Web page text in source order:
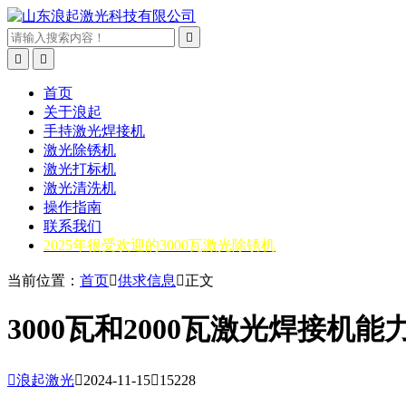



首页
关于浪起
手持激光焊接机
激光除锈机
激光打标机
激光清洗机
操作指南
联系我们
2025年很受欢迎的3000瓦激光除锈机
当前位置： 首页供求信息 正文
3000瓦和2000瓦激光焊接机能
浪起激光2024-11-1515228